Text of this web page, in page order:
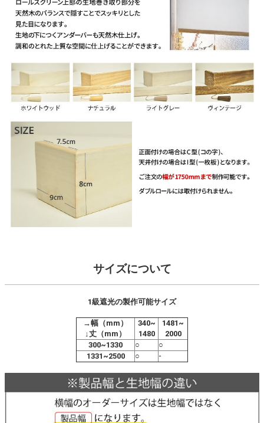
サイズについて
1級遮光の製作可能サイズ
→幅（mm）
↓丈（mm）
340~
1480
1481~
2000
300~1330
○
○
1331~2500
○ -